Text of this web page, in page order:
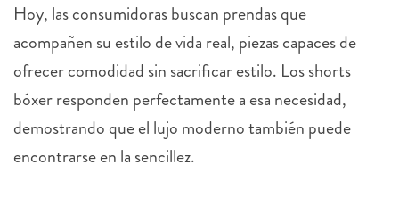
Hoy, las consumidoras buscan prendas que
acompañen su estilo de vida real, piezas capaces de
ofrecer comodidad sin sacrificar estilo. Los shorts
bóxer responden perfectamente a esa necesidad,
demostrando que el lujo moderno también puede
encontrarse en la sencillez.